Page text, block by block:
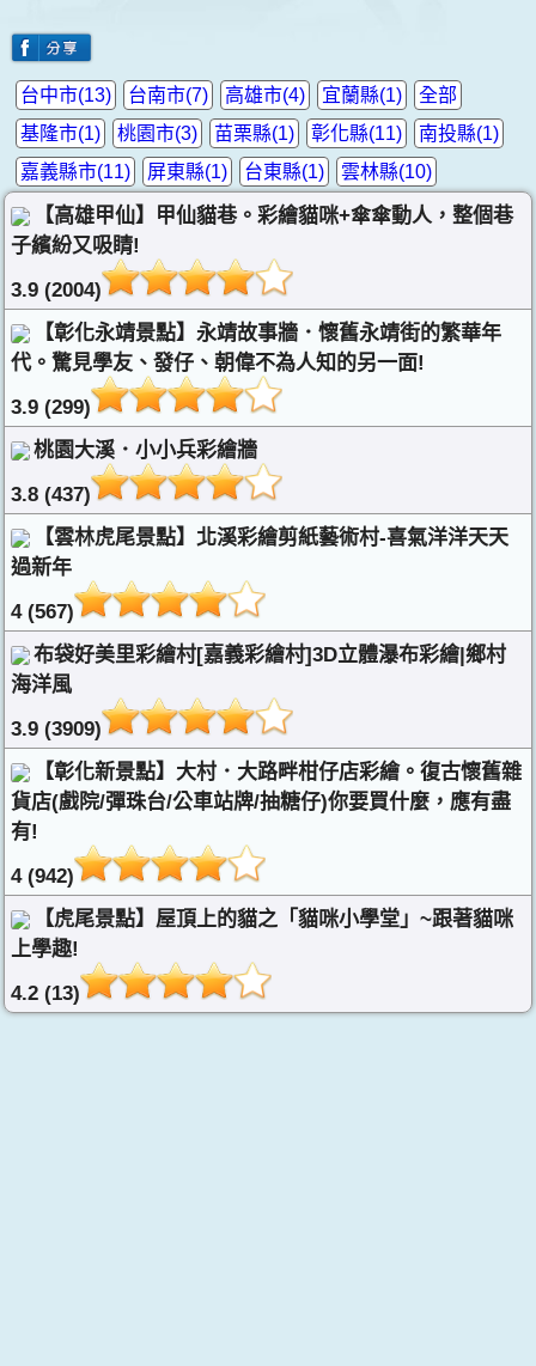
全部
台中市(13) 台南市(7) 高雄市(4)
宜蘭縣(1)
基隆市(1)
桃園市(3) 苗栗縣(1) 彰化縣(11)
南投縣(1)
嘉義縣市(11)
屏東縣(1) 台東縣(1) 雲林縣(10)
【高雄甲仙】甲仙貓巷。彩繪貓咪+傘傘動人，整個巷
子繽紛又吸睛!
3.9 (2004)
【彰化永靖景點】永靖故事牆．懷舊永靖街的繁華年
代。驚見學友、發仔、朝偉不為人知的另一面!
3.9 (299)
桃園大溪．小小兵彩繪牆
3.8 (437)
【雲林虎尾景點】北溪彩繪剪紙藝術村-喜氣洋洋天天
過新年
4 (567)
布袋好美里彩繪村[嘉義彩繪村]3D立體瀑布彩繪|鄉村
海洋風
3.9 (3909)
【彰化新景點】大村．大路畔柑仔店彩繪。復古懷舊雜
貨店(戲院/彈珠台/公車站牌/抽糖仔)你要買什麼，應有盡
有!
4 (942)
【虎尾景點】屋頂上的貓之「貓咪小學堂」~跟著貓咪
上學趣!
4.2 (13)